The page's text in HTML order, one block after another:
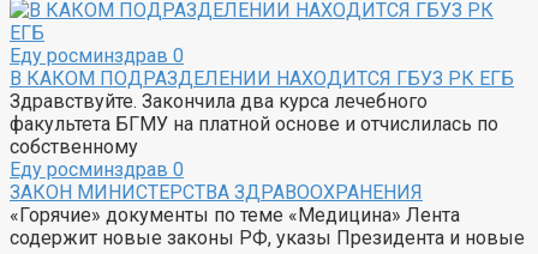
Еду росминздрав 0
В КАКОМ ПОДРАЗДЕЛЕНИИ НАХОДИТСЯ ГБУЗ РК ЕГБ
Здравствуйте. Закончила два курса лечебного
факультета БГМУ на платной основе и отчислилась по
собственному
Еду росминздрав 0
ЗАКОН МИНИСТЕРСТВА ЗДРАВООХРАНЕНИЯ
«Горячие» документы по теме «Медицина» Лента
содержит новые законы РФ, указы Президента и новые